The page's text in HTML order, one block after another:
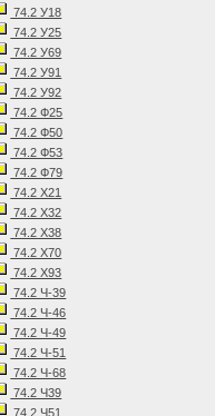
74.2 У18
74.2 У25
74.2 У69
74.2 У91
74.2 У92
74.2 Ф25
74.2 Ф50
74.2 Ф53
74.2 Ф79
74.2 Х21
74.2 Х32
74.2 Х38
74.2 Х70
74.2 Х93
74.2 Ч-39
74.2 Ч-46
74.2 Ч-49
74.2 Ч-51
74.2 Ч-68
74.2 Ч39
74.2 Ч51